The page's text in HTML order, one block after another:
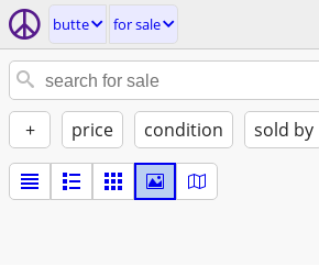
butte for sale
+ price condition sold by